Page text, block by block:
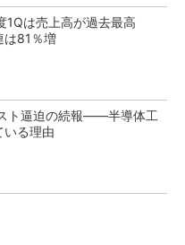
1Qは売上高が過去最高
は81％増
ト逼迫の続報――半導体工
いる理由